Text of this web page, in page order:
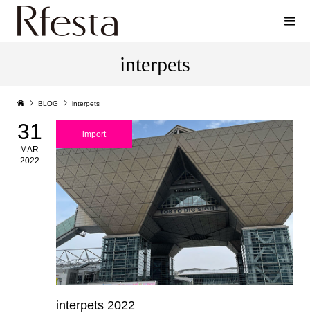
interpets
BLOG interpets
31
MAR
2022
import
interpets 2022